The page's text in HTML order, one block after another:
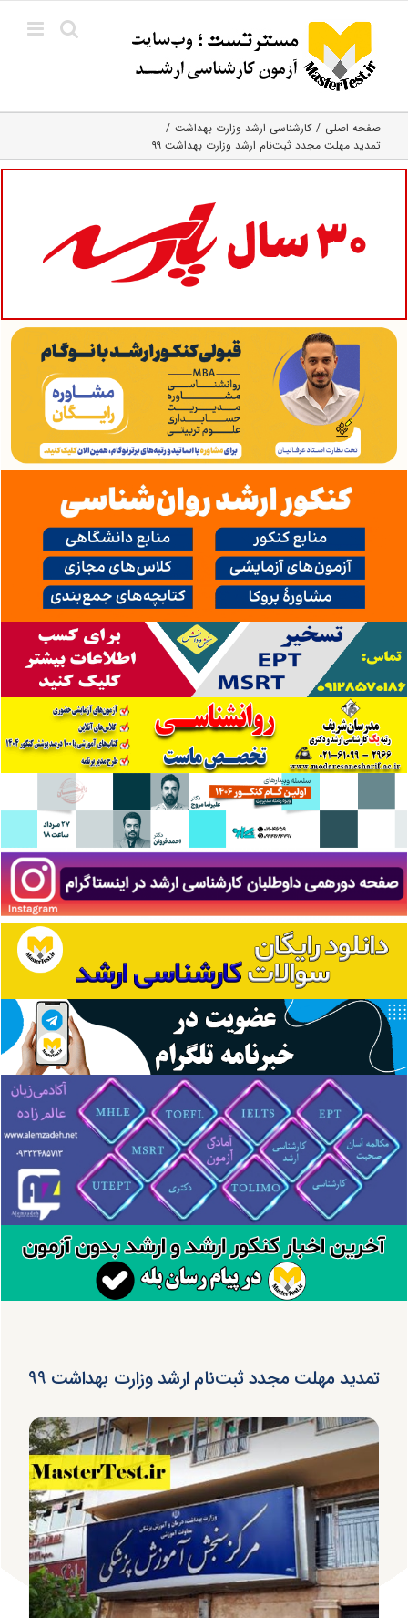
content
صفحه اصلی
کارشناسی ارشد وزارت بهداشت
تمدید مهلت مجدد ثبت‌نام ارشد وزارت بهداشت ۹۹
تمدید مهلت مجدد ثبت‌نام ارشد وزارت بهداشت ۹۹